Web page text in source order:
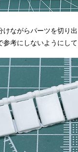
けながらパーツを切り
考にしないようにし